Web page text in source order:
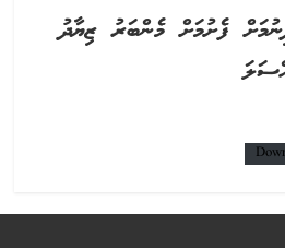
ފެށުމަށް މެންބަރު ޒިޔާދު